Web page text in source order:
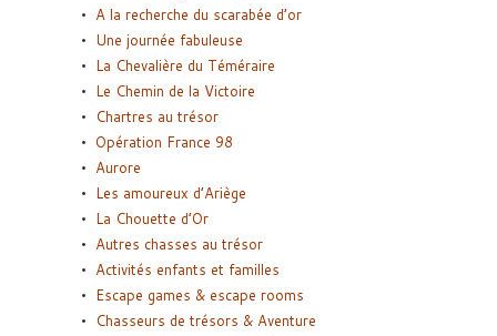
A la recherche du scarabée d’or
Une journée fabuleuse
La Chevalière du Téméraire
Le Chemin de la Victoire
Chartres au trésor
Opération France 98
Aurore
Les amoureux d’Ariège
La Chouette d’Or
Autres chasses au trésor
Activités enfants et familles
Escape games & escape rooms
Chasseurs de trésors & Aventure